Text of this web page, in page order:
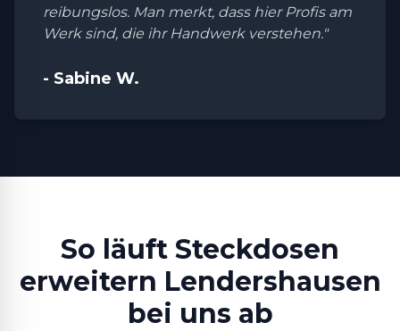
reibungslos. Man merkt, dass hier Profis am
Werk sind, die ihr Handwerk verstehen."
- Sabine W.
So läuft Steckdosen
erweitern Lendershausen
bei uns ab